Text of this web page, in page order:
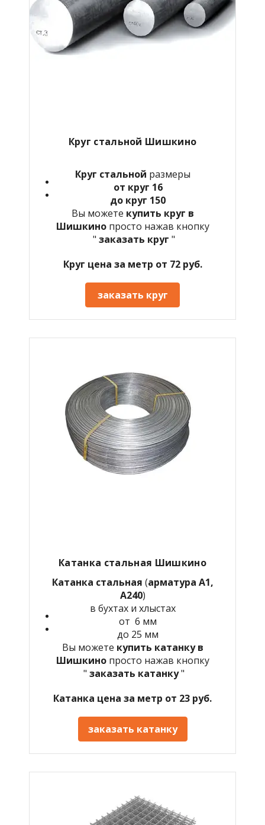
Круг стальной Шишкино
Круг стальной размеры
от круг 16
до круг 150
Вы можете купить круг в
Шишкино просто нажав кнопку
" заказать круг "
Круг цена за метр от 72 руб.
заказать круг
Катанка стальная Шишкино
Катанка стальная (арматура А1,
А240)
в бухтах и хлыстах
от 6 мм
до 25 мм
Вы можете купить катанку в
Шишкино просто нажав кнопку
" заказать катанку"
Катанка цена за метр от 23 руб.
заказать катанку